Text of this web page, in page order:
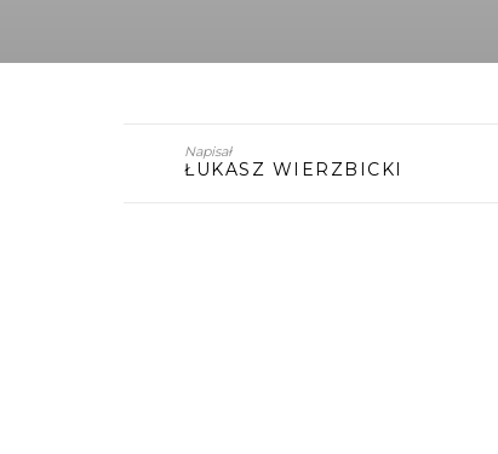
Napisał
ŁUKASZ WIERZBICKI